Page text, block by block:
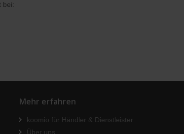
bei:
Mehr erfahren
koomio für Händler & Dienstleister
Über uns